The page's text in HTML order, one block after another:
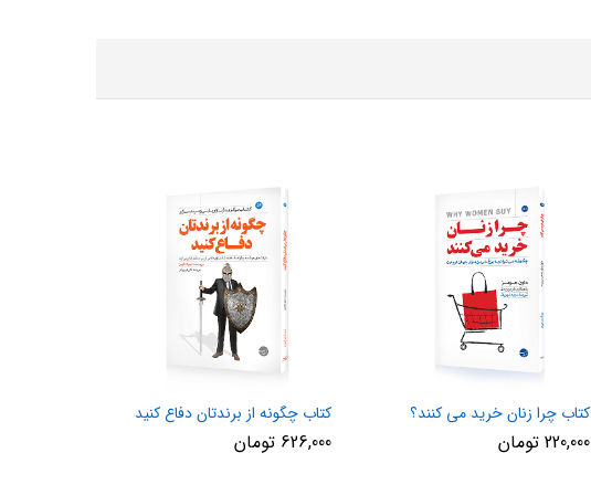
کتاب چرا زنان خرید می کنند؟
220,000 تومان
کتاب چگونه از برندتان دفاع کنید
626,000 تومان